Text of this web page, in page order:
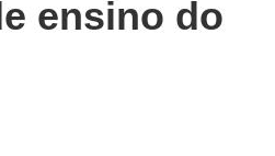
ensino do